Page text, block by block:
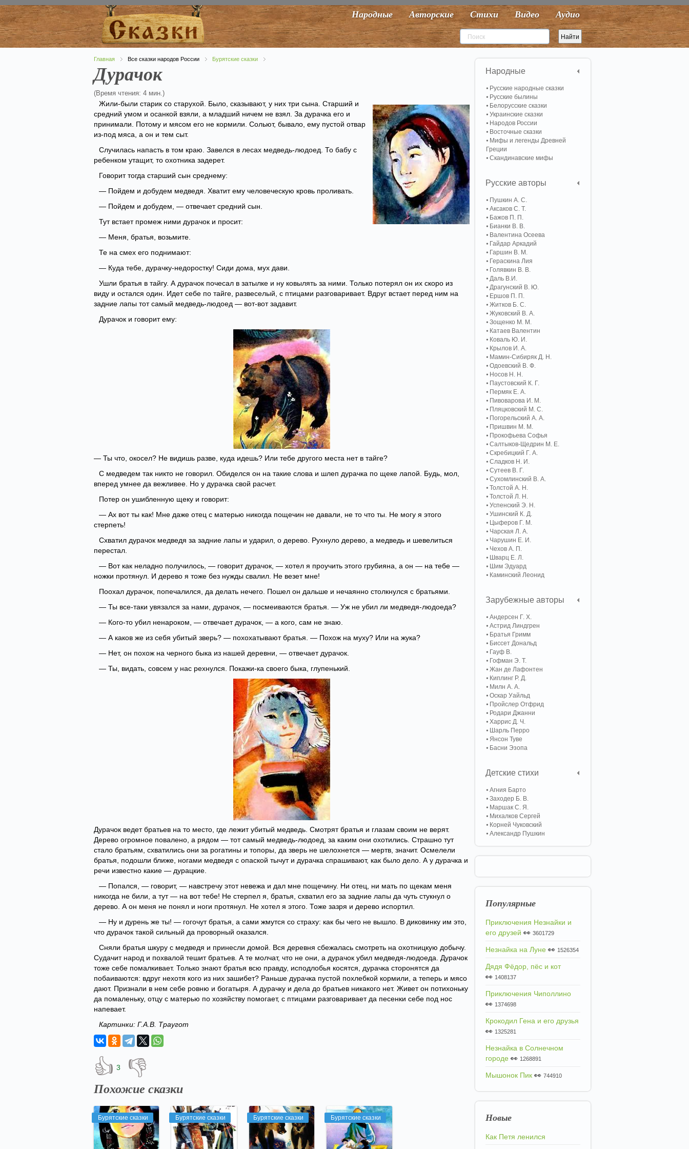
Народные Авторские Стихи Видео Аудио
Главная Все сказки народов России Бурятские сказки
Дурачок
(Время чтения: 4 мин.)
Жили-были старик со старухой. Было, сказывают, у них три сына. Старший и
средний умом и осанкой взяли, а младший ничем не взял. За дурачка его и
принимали. Потому и мясом его не кормили. Сольют, бывало, ему пустой отвар
из-под мяса, а он и тем сыт.
Случилась напасть в том краю. Завелся в лесах медведь-людоед. То бабу с
ребенком утащит, то охотника задерет.
Говорит тогда старший сын среднему:
— Пойдем и добудем медведя. Хватит ему человеческую кровь проливать.
— Пойдем и добудем, — отвечает средний сын.
Тут встает промеж ними дурачок и просит:
— Меня, братья, возьмите.
Те на смех его поднимают:
— Куда тебе, дурачку-недоростку! Сиди дома, мух дави.
Ушли братья в тайгу. А дурачок почесал в затылке и ну ковылять за ними. Только потерял он их скоро из
виду и остался один. Идет себе по тайге, развеселый, с птицами разговаривает. Вдруг встает перед ним на
задние лапы тот самый медведь-людоед — вот-вот задавит.
Дурачок и говорит ему:
— Ты что, окосел? Не видишь разве, куда идешь? Или тебе другого места нет в тайге?
С медведем так никто не говорил. Обиделся он на такие слова и шлеп дурачка по щеке лапой. Будь, мол,
вперед умнее да вежливее. Но у дурачка свой расчет.
Потер он ушибленную щеку и говорит:
— Ах вот ты как! Мне даже отец с матерью никогда пощечин не давали, не то что ты. Не могу я этого
стерпеть!
Схватил дурачок медведя за задние лапы и ударил, о дерево. Рухнуло дерево, а медведь и шевелиться
перестал.
— Вот как неладно получилось, — говорит дурачок, — хотел я проучить этого грубияна, а он — на тебе —
ножки протянул. И дерево я тоже без нужды свалил. Не везет мне!
Поохал дурачок, попечалился, да делать нечего. Пошел он дальше и нечаянно столкнулся с братьями.
— Ты все-таки увязался за нами, дурачок, — посмеиваются братья. — Уж не убил ли медведя-людоеда?
— Кого-то убил ненароком, — отвечает дурачок, — а кого, сам не знаю.
— А каков же из себя убитый зверь? — похохатывают братья. — Похож на муху? Или на жука?
— Нет, он похож на черного быка из нашей деревни, — отвечает дурачок.
— Ты, видать, совсем у нас рехнулся. Покажи-ка своего быка, глупенький.
Дурачок ведет братьев на то место, где лежит убитый медведь. Смотрят братья и глазам своим не верят.
Дерево огромное повалено, а рядом — тот самый медведь-людоед, за каким они охотились. Страшно тут
стало братьям, схватились они за рогатины и топоры, да зверь не шелохнется — мертв, значит. Осмелели
братья, подошли ближе, ногами медведя с опаской тычут и дурачка спрашивают, как было дело. А у дурачка и
речи известно какие — дурацкие.
— Попался, — говорит, — навстречу этот невежа и дал мне пощечину. Ни отец, ни мать по щекам меня
никогда не били, а тут — на вот тебе! Не стерпел я, братья, схватил его за задние лапы да чуть стукнул о
дерево. А он меня не понял и ноги протянул. Не хотел я этого. Тоже зазря и дерево испортил.
— Ну и дурень же ты! — гогочут братья, а сами жмутся со страху: как бы чего не вышло. В диковинку им это,
что дурачок такой сильный да проворный оказался.
Сняли братья шкуру с медведя и принесли домой. Вся деревня сбежалась смотреть на охотницкую добычу.
Судачит народ и похвалой тешит братьев. А те молчат, что не они, а дурачок убил медведя-людоеда. Дурачок
тоже себе помалкивает. Только знают братья всю правду, исподлобья косятся, дурачка сторонятся да
побаиваются: вдруг нехотя кого из них зашибет? Раньше дурачка пустой похлебкой кормили, а теперь и мясо
дают. Признали в нем себе ровню и богатыря. А дурачку и дела до братьев никакого нет. Живет он потихоньку
да помаленьку, отцу с матерью по хозяйству помогает, с птицами разговаривает да песенки себе под нос
напевает.
Картинки: Г.А.В. Траугот
👍 3 👎
Похожие сказки
Бурятские сказки Бурятские сказки Бурятские сказки Бурятские сказки
Народные
Русские народные сказки
Русские былины
Белорусские сказки
Украинские сказки
Народов России
Восточные сказки
Мифы и легенды Древней
Греции
Скандинавские мифы
Русские авторы
Пушкин А. С.
Аксаков С. Т.
Бажов П. П.
Бианки В. В.
Валентина Осеева
Гайдар Аркадий
Гаршин В. М.
Гераскина Лия
Голявкин В. В.
Даль В.И.
Драгунский В. Ю.
Ершов П. П.
Житков Б. С.
Жуковский В. А.
Зощенко М. М.
Катаев Валентин
Коваль Ю. И.
Крылов И. А.
Мамин-Сибиряк Д. Н.
Одоевский В. Ф.
Носов Н. Н.
Паустовский К. Г.
Пермяк Е. А.
Пивоварова И. М.
Пляцковский М. С.
Погорельский А. A.
Пришвин М. М.
Прокофьева Софья
Салтыков-Щедрин М. Е.
Скребицкий Г. А.
Сладков Н. И.
Сутеев В. Г.
Сухомлинский В. А.
Толстой А. Н.
Толстой Л. Н.
Успенский Э. Н.
Ушинский К. Д.
Цыферов Г. М.
Чарская Л. А.
Чарушин Е. И.
Чехов А. П.
Шварц Е. Л.
Шим Эдуард
Каминский Леонид
Зарубежные авторы
Андерсен Г. Х.
Астрид Линдгрен
Братья Гримм
Биссет Дональд
Гауф В.
Гофман Э. Т.
Жан де Лафонтен
Киплинг Р. Д.
Милн А. А.
Оскар Уайльд
Пройслер Отфрид
Родари Джанни
Харрис Д. Ч.
Шарль Перро
Янсон Туве
Басни Эзопа
Детские стихи
Агния Барто
Заходер Б. В.
Маршак С. Я.
Михалков Сергей
Корней Чуковский
Александр Пушкин
Популярные
Приключения Незнайки и
его друзей 👀 3601729
Незнайка на Луне 👀 1526354
Дядя Фёдор, пёс и кот
👀 1408137
Приключения Чиполлино
👀 1374698
Крокодил Гена и его друзья
👀 1325281
Незнайка в Солнечном
городе 👀 1268891
Мышонок Пик 👀 744910
Новые
Как Петя ленился